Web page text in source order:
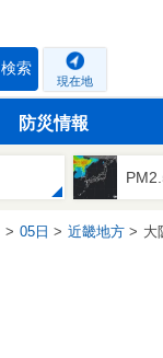
検索
現在地
防災情報
05日 近畿地方 大